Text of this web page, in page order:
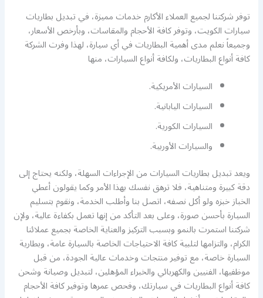
توفر شركتنا لجميع العملاء الأكارم خدمات مميزة، في تبديل بطاريات
سيارات الكويت، وتوفر كافة الأحجام والمقاسات، وبأرخص الأسعار،
وجميعاً نعلم مدى أهمية البطاريات في أي سيارة، لهذا وفرت الشركة
كافة أنواع البطاريات، ولكافة أنواع السيارات، منها
السيارات الأمريكية.
السيارات اليابانية.
السيارات الكورية.
والسيارات الأوربية.
ويعد تبديل بطاريات السيارات من الإجراءات السهلة، ولكنه يحتاج إلى
دقة كبيرة ومتناهية، فلا ترهق نفسك بهذا الأمر وكما يقولون أعطي
الخباز خبزه ولو أكل نصفه، اتصل بنا وأطلب الخدمة، ونقوم بتسليم
السيارة بأحسن صورة، وعلى بعد التأكد من إنها تعمل بكفاءة عالية، ولإن
شركتنا استمرت بالنمو وبسبب التركيز والعناية الخاصة بجميع عملائنا
الكرام، والتزامها لتلبية كافة الاحتياجات الخاصة بالسيارة عامة، وبطارية
السيارة خاصة، مع توفير منتجات وخدمات عالية الجودة، من قبل
موظفيها، الفنيين والكهربائي والخبراء المؤهلين، لتبديل وصيانة وشحن
كافة أنواع البطاريات في سيارتك، وفحص عمرها وتوفير كافة الأحجام